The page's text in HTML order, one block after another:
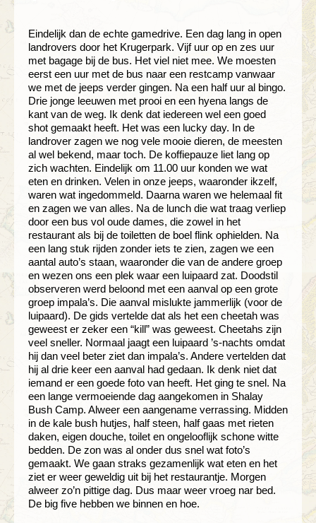
Eindelijk dan de echte gamedrive. Een dag lang in open
landrovers door het Krugerpark. Vijf uur op en zes uur
met bagage bij de bus. Het viel niet mee. We moesten
eerst een uur met de bus naar een restcamp vanwaar
we met de jeeps verder gingen. Na een half uur al bingo.
Drie jonge leeuwen met prooi en een hyena langs de
kant van de weg. Ik denk dat iedereen wel een goed
shot gemaakt heeft. Het was een lucky day. In de
landrover zagen we nog vele mooie dieren, de meesten
al wel bekend, maar toch. De koffiepauze liet lang op
zich wachten. Eindelijk om 11.00 uur konden we wat
eten en drinken. Velen in onze jeeps, waaronder ikzelf,
waren wat ingedommeld. Daarna waren we helemaal fit
en zagen we van alles. Na de lunch die wat traag verliep
door een bus vol oude dames, die zowel in het
restaurant als bij de toiletten de boel flink ophielden. Na
een lang stuk rijden zonder iets te zien, zagen we een
aantal auto’s staan, waaronder die van de andere groep
en wezen ons een plek waar een luipaard zat. Doodstil
observeren werd beloond met een aanval op een grote
groep impala’s. Die aanval mislukte jammerlijk (voor de
luipaard). De gids vertelde dat als het een cheetah was
geweest er zeker een “kill” was geweest. Cheetahs zijn
veel sneller. Normaal jaagt een luipaard ’s-nachts omdat
hij dan veel beter ziet dan impala’s. Andere vertelden dat
hij al drie keer een aanval had gedaan. Ik denk niet dat
iemand er een goede foto van heeft. Het ging te snel. Na
een lange vermoeiende dag aangekomen in Shalay
Bush Camp. Alweer een aangename verrassing. Midden
in de kale bush hutjes, half steen, half gaas met rieten
daken, eigen douche, toilet en ongelooflijk schone witte
bedden. De zon was al onder dus snel wat foto’s
gemaakt. We gaan straks gezamenlijk wat eten en het
ziet er weer geweldig uit bij het restaurantje. Morgen
alweer zo’n pittige dag. Dus maar weer vroeg nar bed.
De big five hebben we binnen en hoe.